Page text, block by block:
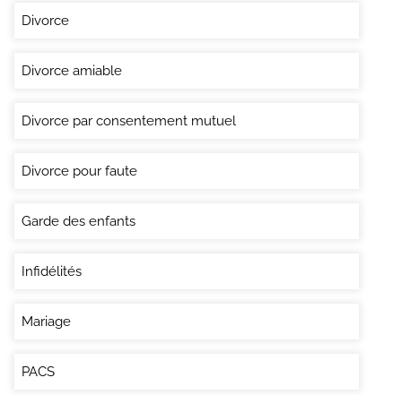
Divorce
Divorce amiable
Divorce par consentement mutuel
Divorce pour faute
Garde des enfants
Infidélités
Mariage
PACS